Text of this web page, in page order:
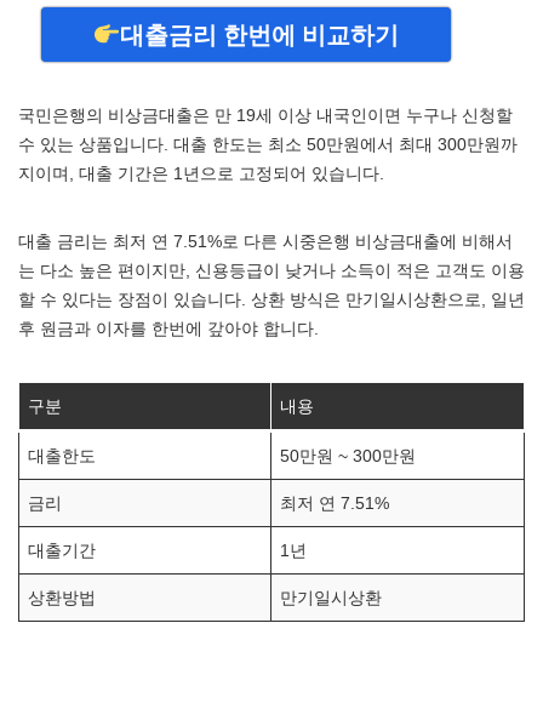
대출금리 한번에 비교하기
국민은행의 비상금대출은 만 19세 이상 내국인이면 누구나 신청할
수 있는 상품입니다. 대출 한도는 최소 50만원에서 최대 300만원까
지이며, 대출 기간은 1년으로 고정되어 있습니다.
대출 금리는 최저 연 7.51%로 다른 시중은행 비상금대출에 비해서
는 다소 높은 편이지만, 신용등급이 낮거나 소득이 적은 고객도 이용
할 수 있다는 장점이 있습니다. 상환 방식은 만기일시상환으로, 일년
후 원금과 이자를 한번에 갚아야 합니다.
구분 내용
대출한도 50만원 ~ 300만원
금리 최저 연 7.51%
대출기간 1년
상환방법 만기일시상환